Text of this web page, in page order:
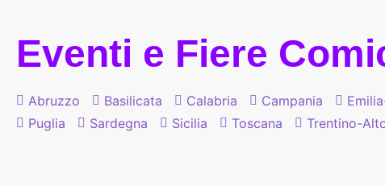
Eventi e Fiere
Abruzzo Basilicata Calabria Campania
Puglia
Sardegna Sicilia Toscana Trentino-